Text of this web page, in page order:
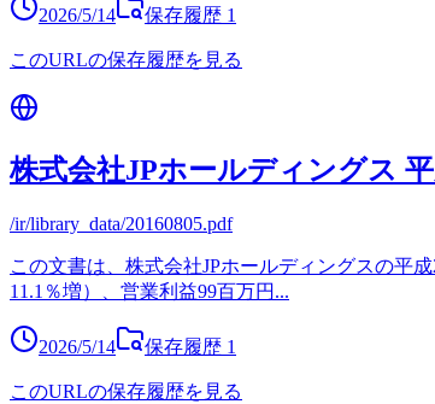
2026/5/14 保存履歴 1
このURLの保存履歴を見る
株式会社JPホールディングス
/ir/library_data/20160805.pdf
この文書は、株式会社JPホールディングスの平
11.1％増）、営業利益99百万円 ...
2026/5/14 保存履歴 1
このURLの保存履歴を見る